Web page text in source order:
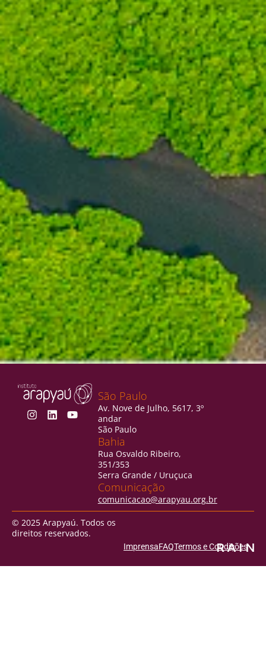
São Paulo
Av. Nove de Julho, 5617, 3º
andar
São Paulo
Bahia
Rua Osvaldo Ribeiro,
351/353
Serra Grande / Uruçuca
Comunicação
comunicacao@arapyau.org.br
© 2025 Arapyaú. Todos os
direitos reservados.
ImprensaFAQTermos e Condições